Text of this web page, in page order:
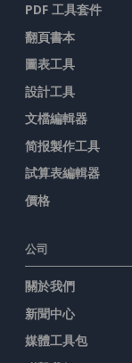
PDF 工具套件
翻頁書本
圖表工具
設計工具
文檔編輯器
简报製作工具
試算表編輯器
價格
公司
關於我們
新聞中心
媒體工具包